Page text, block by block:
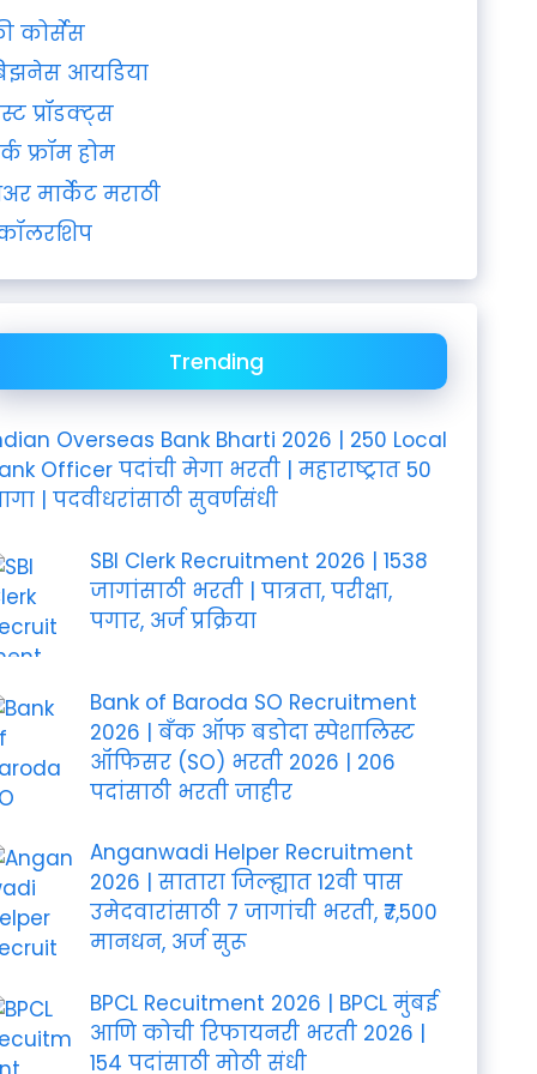
कोर्सेस
आयडिया
प्रॉडक्ट्स
फ्रॉम होम
मार्केट मराठी
Trending
Overseas Bank Bharti 2026 | 250 Local
Officer पदांची मेगा भरती | महाराष्ट्रात 50
| पदवीधरांसाठी सुवर्णसंधी
SBI Clerk Recruitment 2026 | 1538
जागांसाठी भरती | पात्रता, परीक्षा,
पगार, अर्ज प्रक्रिया
Bank of Baroda SO Recruitment
2026 | बँक ऑफ बडोदा स्पेशालिस्ट
ऑफिसर (SO) भरती 2026 | 206
पदांसाठी भरती जाहीर
Anganwadi Helper Recruitment
2026 | सातारा जिल्ह्यात 12वी पास
उमेदवारांसाठी 7 जागांची भरती, ₹7,500
मानधन, अर्ज सुरू
BPCL Recuitment 2026 | BPCL मुंबई
आणि कोची रिफायनरी भरती 2026 |
154 पदांसाठी मोठी संधी